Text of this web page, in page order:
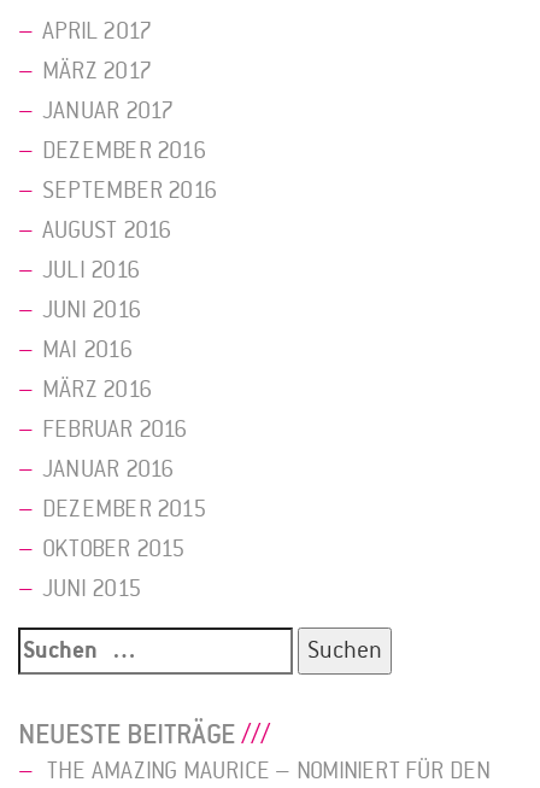
APRIL 2017
MÄRZ 2017
JANUAR 2017
DEZEMBER 2016
SEPTEMBER 2016
AUGUST 2016
JULI 2016
JUNI 2016
MAI 2016
MÄRZ 2016
FEBRUAR 2016
JANUAR 2016
DEZEMBER 2015
OKTOBER 2015
JUNI 2015
Suche
NEUESTE BEITRÄGE
THE AMAZING MAURICE – NOMINIERT FÜR DEN